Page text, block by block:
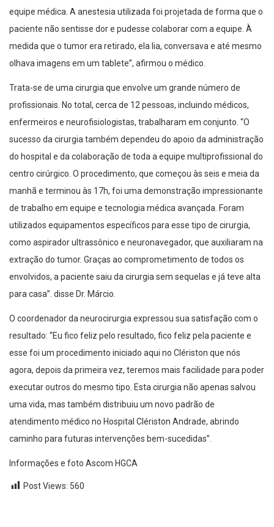
equipe médica. A anestesia utilizada foi projetada de forma que o
paciente não sentisse dor e pudesse colaborar com a equipe. À
medida que o tumor era retirado, ela lia, conversava e até mesmo
olhava imagens em um tablete”, afirmou o médico.
Trata-se de uma cirurgia que envolve um grande número de
profissionais. No total, cerca de 12 pessoas, incluindo médicos,
enfermeiros e neurofisiologistas, trabalharam em conjunto. “O
sucesso da cirurgia também dependeu do apoio da administração
do hospital e da colaboração de toda a equipe multiprofissional do
centro cirúrgico. O procedimento, que começou às seis e meia da
manhã e terminou às 17h, foi uma demonstração impressionante
de trabalho em equipe e tecnologia médica avançada. Foram
utilizados equipamentos específicos para esse tipo de cirurgia,
como aspirador ultrassônico e neuronavegador, que auxiliaram na
extração do tumor. Graças ao comprometimento de todos os
envolvidos, a paciente saiu da cirurgia sem sequelas e já teve alta
para casa”. disse Dr. Márcio.
O coordenador da neurocirurgia expressou sua satisfação com o
resultado: “Eu fico feliz pelo resultado, fico feliz pela paciente e
esse foi um procedimento iniciado aqui no Clériston que nós
agora, depois da primeira vez, teremos mais facilidade para poder
executar outros do mesmo tipo. Esta cirurgia não apenas salvou
uma vida, mas também distribuiu um novo padrão de
atendimento médico no Hospital Clériston Andrade, abrindo
caminho para futuras intervenções bem-sucedidas”.
Informações e foto Ascom HGCA
Post Views: 560